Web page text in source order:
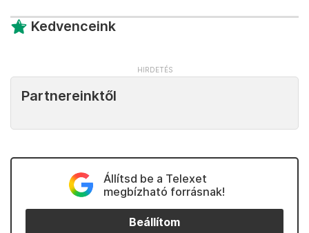
Kedvenceink
Partnereinktől
Állítsd be a Telexet
megbízható forrásnak!
Beállítom